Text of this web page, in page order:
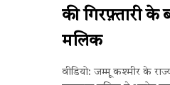
की गिरफ़्तारी के
मलिक
वीडियो: जम्मू कश्मीर के